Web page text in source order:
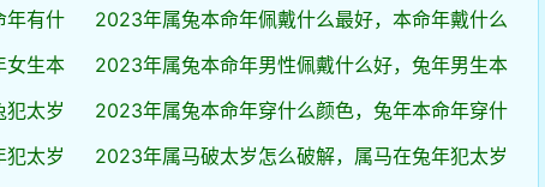
年有什
2023年属兔本命年佩戴什么最好，本命年戴什么
女生本
2023年属兔本命年男性佩戴什么好，兔年男生本
太岁
2023年属兔本命年穿什么颜色，兔年本命年穿什
太岁
2023年属马破太岁怎么破解，属马在兔年犯太岁